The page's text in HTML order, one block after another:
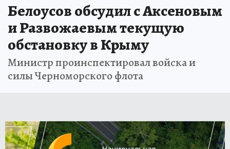
Белоусов обсудил с Аксеновым
и Развожаевым текущую
обстановку в Крыму
Министр проинспектировал войска и
силы Черноморского флота